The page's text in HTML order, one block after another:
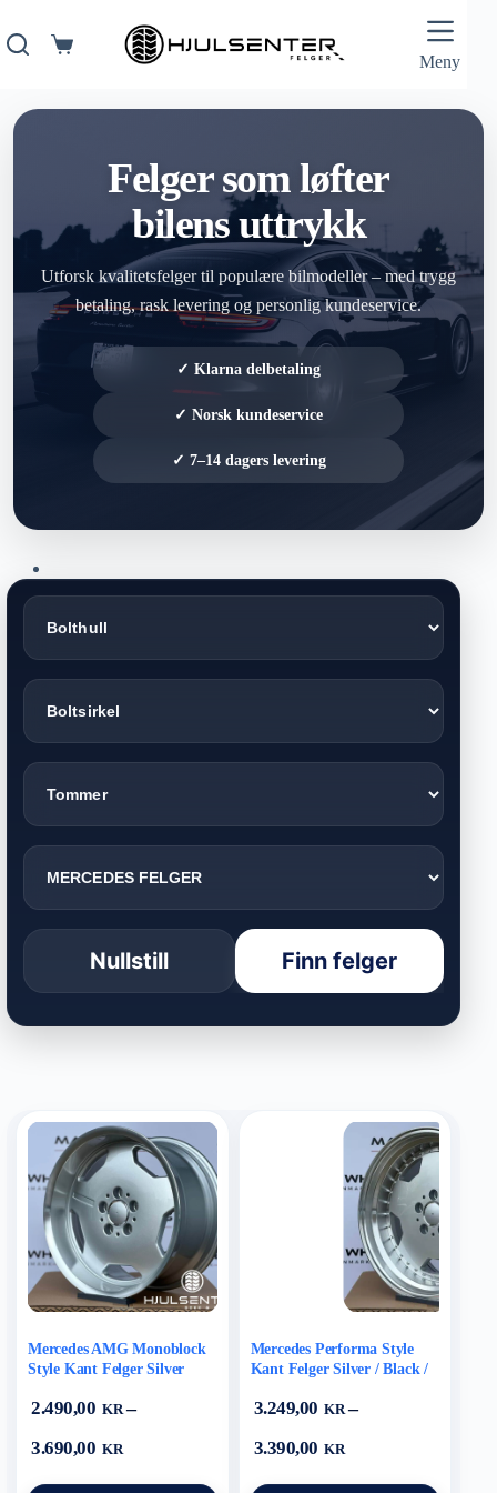
innholdetHandlekurv Meny
Felger som løfter
bilens uttrykk
Utforsk kvalitetsfelger til populære bilmodeller – med trygg
betaling, rask levering og personlig kundeservice.
✓ Klarna delbetaling
✓ Norsk kundeservice
✓ 7–14 dagers levering
Mercedes AMG Monoblock
Style Kant Felger Silver
2.490,00 KR –
3.690,00 KR
Prisområde:
2.490,00 kr
til
Mercedes Performa Style
Kant Felger Silver / Black /
3.249,00 KR –
3.390,00 KR
Prisområde:
3.249,00 kr
til
Nullstill Finn felger